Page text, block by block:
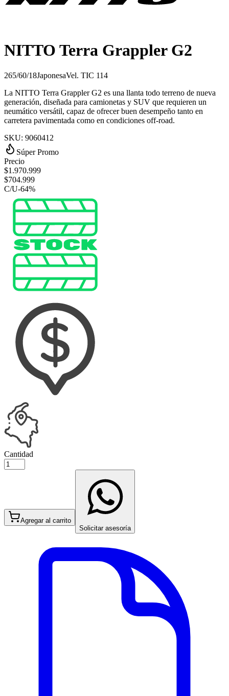
NITTO Terra Grappler G2
265/60/18JaponesaVel. TIC 114
La NITTO Terra Grappler G2 es una llanta todo terreno de nueva
generación, diseñada para camionetas y SUV que requieren un
neumático versátil, capaz de ofrecer buen desempeño tanto en
carretera pavimentada como en condiciones off‑road.
SKU: 9060412
Súper Promo
Precio
$1.970.999
$704.999
C/U-64%
Cantidad
Agregar al carrito
Solicitar asesoría